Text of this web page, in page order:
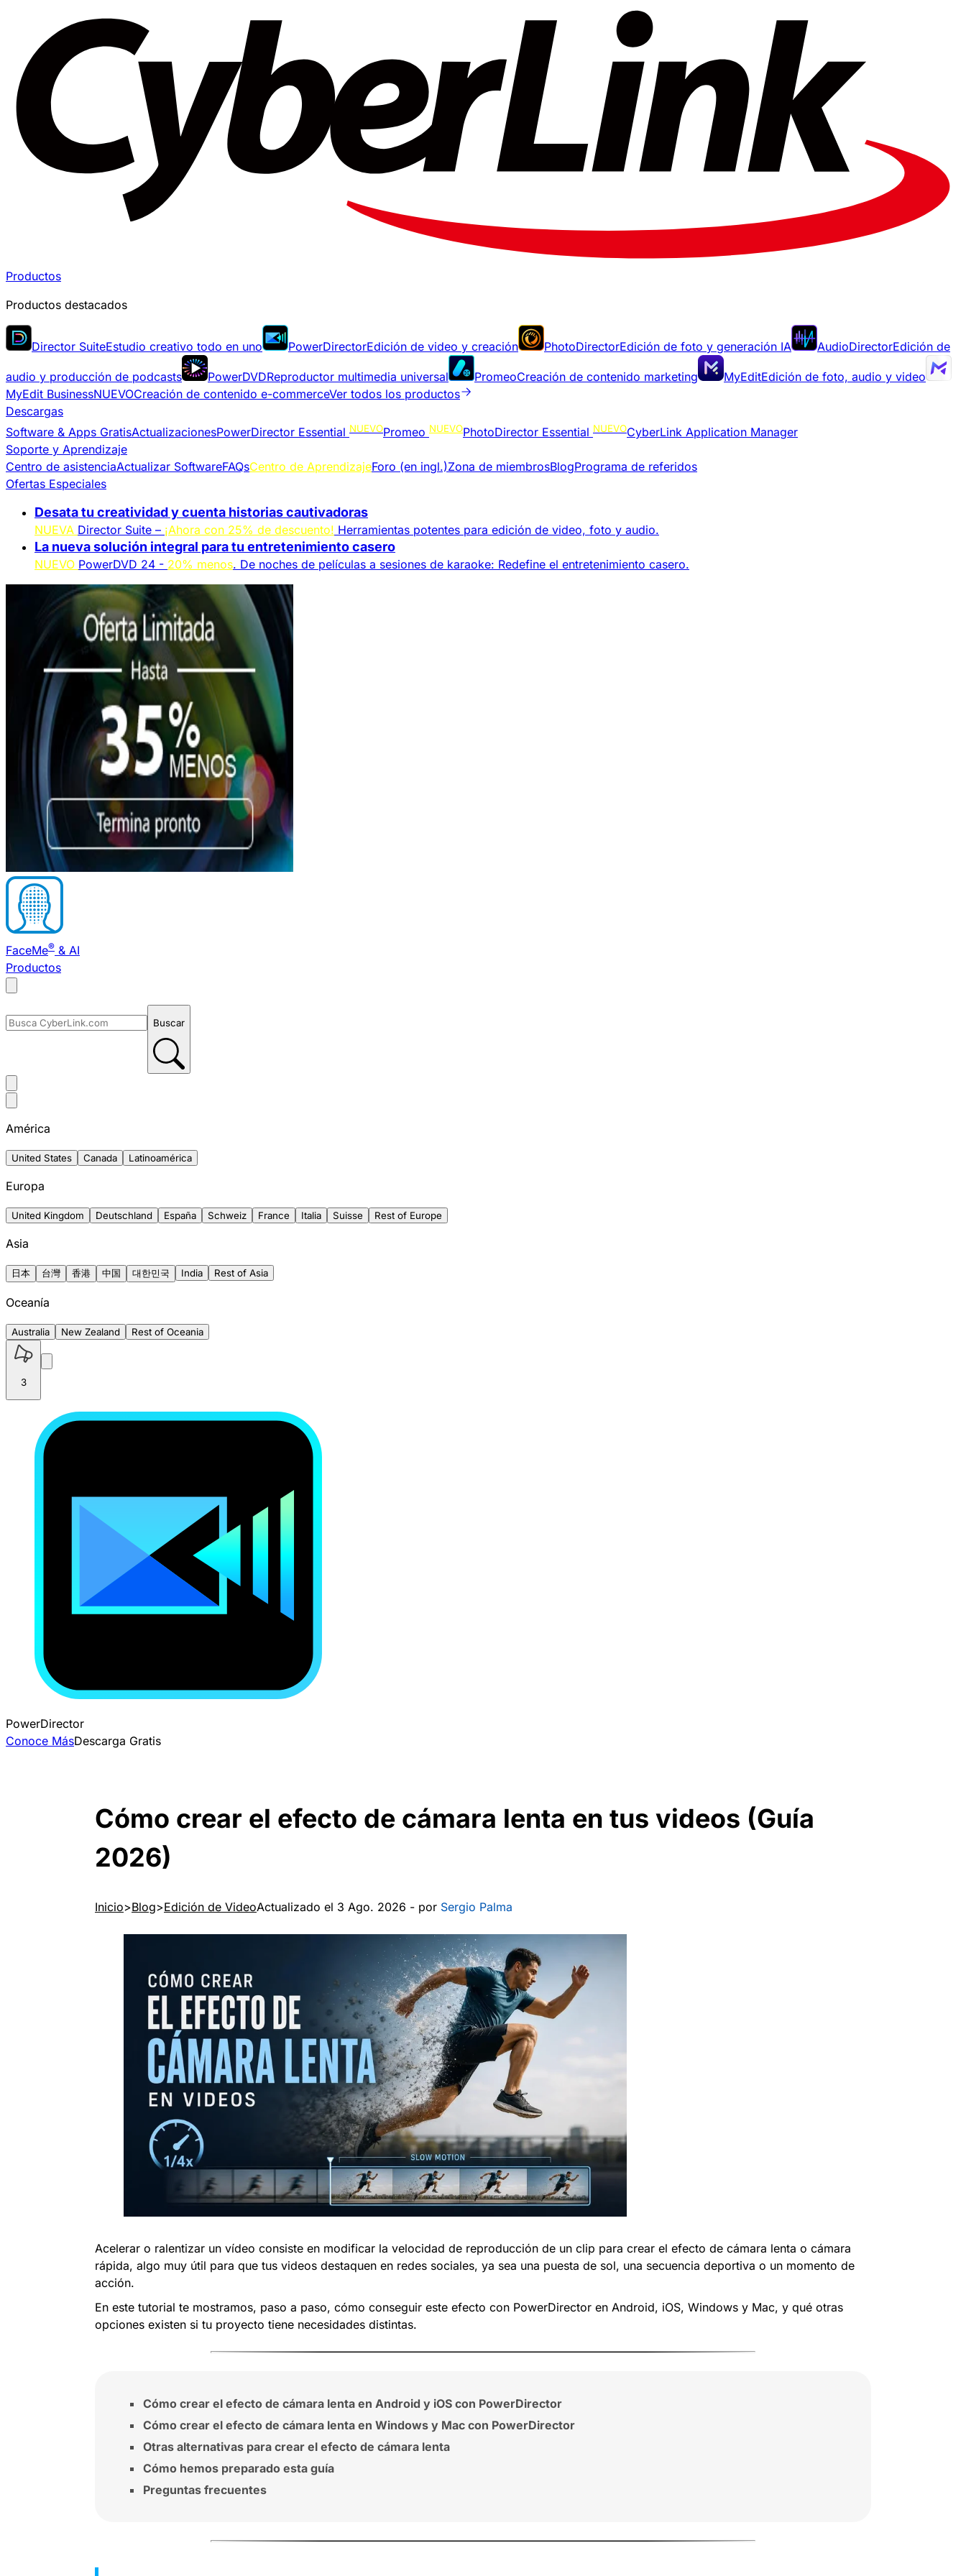
Productos
Productos destacados
Director SuiteEstudio creativo todo en uno PowerDirectorEdición de video y creación PhotoDirectorEdición de foto y generación IA AudioDirectorEdición de
audio y producción de podcasts PowerDVDReproductor multimedia universal PromeoCreación de contenido marketing MyEditEdición de foto, audio y video
MyEdit BusinessNUEVOCreación de contenido e-commerceVer todos los productos
Descargas
Software & Apps GratisActualizacionesPowerDirector Essential NUEVOPromeo NUEVOPhotoDirector Essential NUEVOCyberLink Application Manager
Soporte y Aprendizaje
Centro de asistenciaActualizar SoftwareFAQsCentro de AprendizajeForo (en ingl.)Zona de miembrosBlogPrograma de referidos
Ofertas Especiales
Desata tu creatividad y cuenta historias cautivadoras
NUEVA Director Suite – ¡Ahora con 25% de descuento! Herramientas potentes para edición de video, foto y audio.
La nueva solución integral para tu entretenimiento casero
NUEVO PowerDVD 24 - 20% menos. De noches de películas a sesiones de karaoke: Redefine el entretenimiento casero.
FaceMe® & AI
Productos
Buscar
América
United States Canada Latinoamérica
Europa
United Kingdom Deutschland España Schweiz France Italia Suisse Rest of Europe
Asia
日本 台灣 香港 中国 대한민국 India Rest of Asia
Oceanía
Australia New Zealand Rest of Oceania
3
PowerDirector
Conoce MásDescarga Gratis
Cómo crear el efecto de cámara lenta en tus videos (Guía
2026)
Inicio Blog Edición de VideoActualizado el 3 Ago. 2026 - por Sergio Palma
Acelerar o ralentizar un vídeo consiste en modificar la velocidad de reproducción de un clip para crear el efecto de cámara lenta o cámara
rápida, algo muy útil para que tus videos destaquen en redes sociales, ya sea una puesta de sol, una secuencia deportiva o un momento de
acción.
En este tutorial te mostramos, paso a paso, cómo conseguir este efecto con PowerDirector en Android, iOS, Windows y Mac, y qué otras
opciones existen si tu proyecto tiene necesidades distintas.
Cómo crear el efecto de cámara lenta en Android y iOS con PowerDirector
Cómo crear el efecto de cámara lenta en Windows y Mac con PowerDirector
Otras alternativas para crear el efecto de cámara lenta
Cómo hemos preparado esta guía
Preguntas frecuentes